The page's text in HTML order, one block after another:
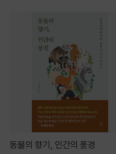
동물의 향기, 인간의 풍경